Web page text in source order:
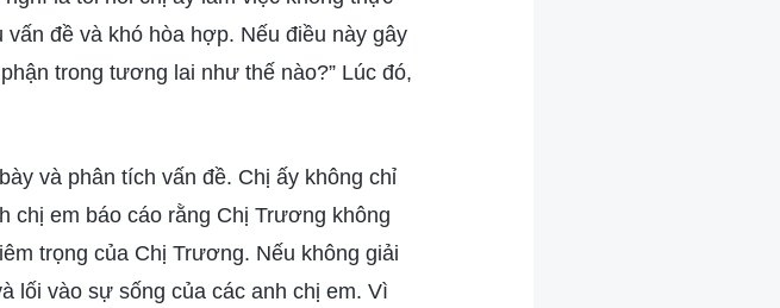
đề và khó hòa hợp. Nếu điều này gây
trong tương lai như thế nào?” Lúc đó,
và phân tích vấn đề. Chị ấy không chỉ
chị em báo cáo rằng Chị Trương không
trọng của Chị Trương. Nếu không giải
lối vào sự sống của các anh chị em. Vì